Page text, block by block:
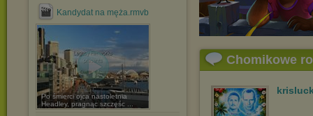
Kandydat na męża.rmvb
Po śmierci ojca nastoletnia
Headley, pragnąc szczęśc ...
Chomikowe